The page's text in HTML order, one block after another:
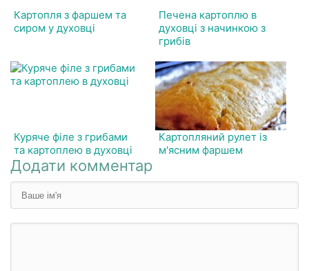
Картопля з фаршем та
сиром у духовці
Печена картоплю в
духовці з начинкою з
грибів
Куряче філе з грибами
та картоплею в духовці
Картопляний рулет із
м'ясним фаршем
Додати комментар